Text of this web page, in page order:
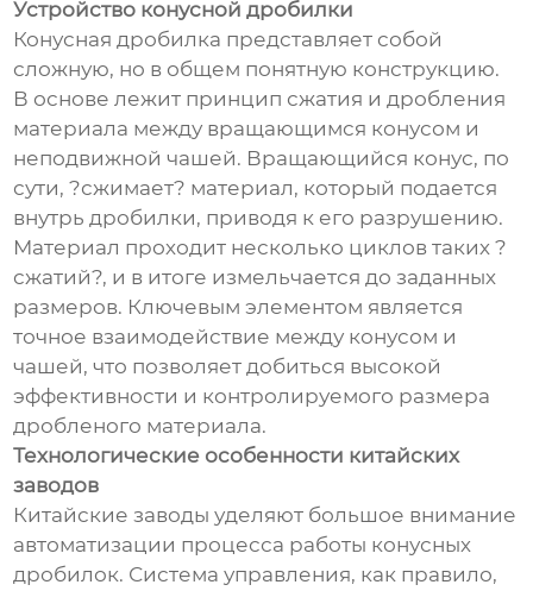
Устройство конусной дробилки
Конусная дробилка представляет собой
сложную, но в общем понятную конструкцию.
В основе лежит принцип сжатия и дробления
материала между вращающимся конусом и
неподвижной чашей. Вращающийся конус, по
сути, ?сжимает? материал, который подается
внутрь дробилки, приводя к его разрушению.
Материал проходит несколько циклов таких ?
сжатий?, и в итоге измельчается до заданных
размеров. Ключевым элементом является
точное взаимодействие между конусом и
чашей, что позволяет добиться высокой
эффективности и контролируемого размера
дробленого материала.
Технологические особенности китайских
заводов
Китайские заводы уделяют большое внимание
автоматизации процесса работы конусных
дробилок. Система управления, как правило,